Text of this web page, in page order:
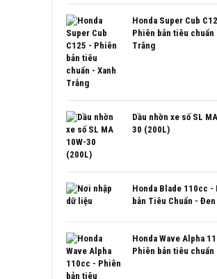
Honda Super Cub
Phiên bản tiêu chuẩn
Trắng
Dầu nhờn xe số SL
30 (200L)
Honda Blade 110cc -
bản Tiêu Chuẩn -
Honda Wave Alpha
Phiên bản tiêu chuẩn